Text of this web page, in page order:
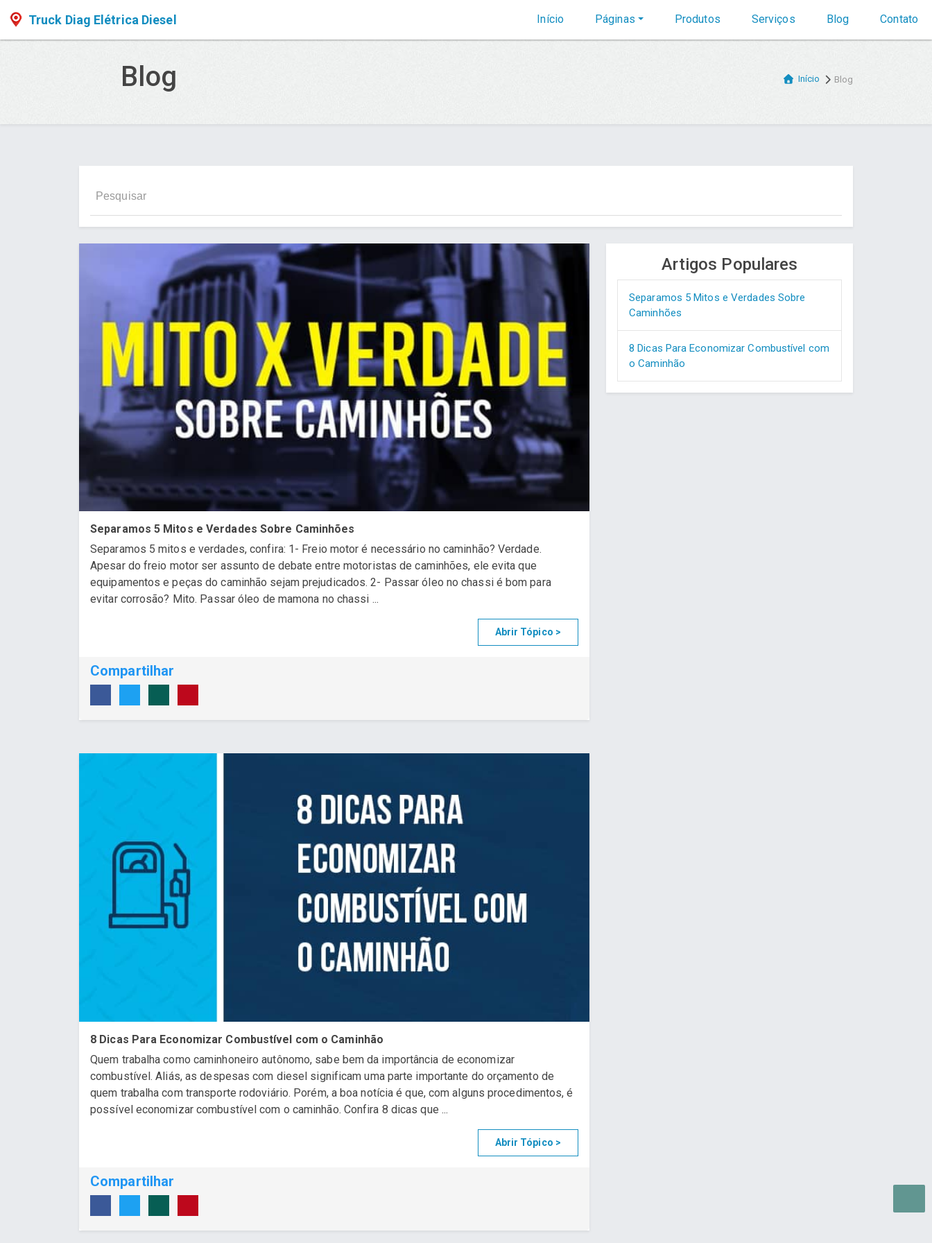
Truck Diag Elétrica Diesel Início Páginas Produtos Serviços Blog Contato
Blog Início Blog
Separamos 5 Mitos e Verdades Sobre Caminhões
Separamos 5 mitos e verdades, confira: 1- Freio motor é necessário no caminhão? Verdade.
Apesar do freio motor ser assunto de debate entre motoristas de caminhões, ele evita que
equipamentos e peças do caminhão sejam prejudicados. 2- Passar óleo no chassi é bom para
evitar corrosão? Mito. Passar óleo de mamona no chassi ...
Abrir Tópico >
Compartilhar
8 Dicas Para Economizar Combustível com o Caminhão
Quem trabalha como caminhoneiro autônomo, sabe bem da importância de economizar
combustível. Aliás, as despesas com diesel significam uma parte importante do orçamento de
quem trabalha com transporte rodoviário. Porém, a boa notícia é que, com alguns procedimentos, é
possível economizar combustível com o caminhão. Confira 8 dicas que ...
Abrir Tópico >
Compartilhar
Artigos Populares
Separamos 5 Mitos e Verdades Sobre
Caminhões
8 Dicas Para Economizar Combustível com
o Caminhão